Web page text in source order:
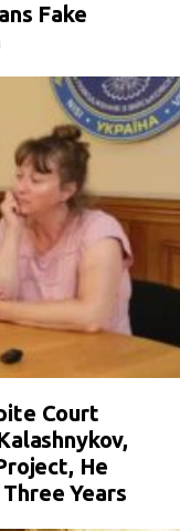
Fake
Court
He
Years